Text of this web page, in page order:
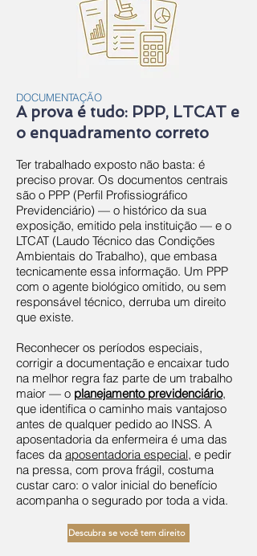
DOCUMENTAÇÃO
A prova é tudo: PPP, LTCAT e
o enquadramento correto
Ter trabalhado exposto não basta: é
preciso provar. Os documentos centrais
são o PPP (Perfil Profissiográfico
Previdenciário) — o histórico da sua
exposição, emitido pela instituição — e o
LTCAT (Laudo Técnico das Condições
Ambientais do Trabalho), que embasa
tecnicamente essa informação. Um PPP
com o agente biológico omitido, ou sem
responsável técnico, derruba um direito
que existe.
Reconhecer os períodos especiais,
corrigir a documentação e encaixar tudo
na melhor regra faz parte de um trabalho
maior — o planejamento previdenciário,
que identifica o caminho mais vantajoso
antes de qualquer pedido ao INSS. A
aposentadoria da enfermeira é uma das
faces da aposentadoria especial, e pedir
na pressa, com prova frágil, costuma
custar caro: o valor inicial do benefício
acompanha o segurado por toda a vida.
Descubra se você tem direito